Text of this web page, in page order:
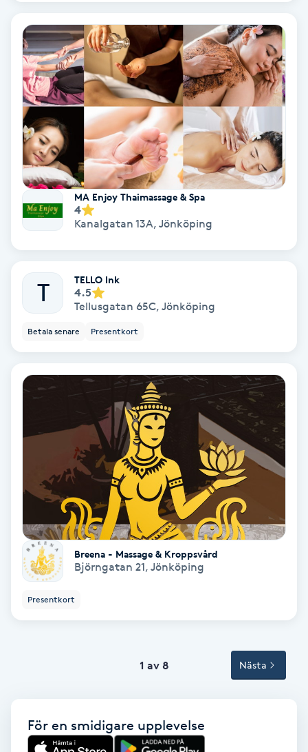
Singelfransar
Sjukgymnastik
Skalpmassage
Skinbooster
Sklerosering
Skoinlägg
Skäggfärgning
Skäggklippning
Skäggtrimmning
Sockring
Spa
Spa manikyr & pedikyr
Spa-manikyr
Stylist
MA Enjoy Thaimassage & Spa
4
Kanalgatan 13A, Jönköping
T TELLO Ink
4.5
Tellusgatan 65C, Jönköping
Betala senare Presentkort
Breena - Massage & Kroppsvård
Björngatan 21, Jönköping
Presentkort
1 av 8 Nästa
För en smidigare upplevelse